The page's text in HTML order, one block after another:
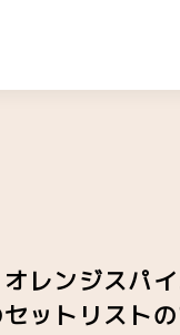
オレンジスパ
ットリスト